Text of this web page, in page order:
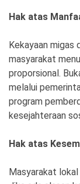
Reserve
Hak atas
Kekayaan migas
masyarakat
proporsional.
melalui
program
kesejahteraan
Hak atas
Masyarakat